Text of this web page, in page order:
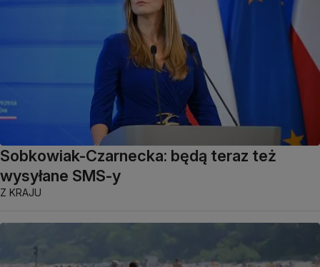
Sobkowiak-Czarnecka: będą teraz też
wysyłane SMS-y
Z KRAJU